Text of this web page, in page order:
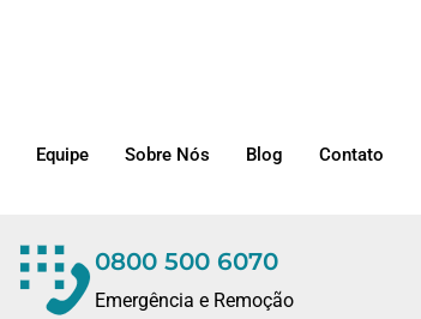
Equipe Sobre Nós Blog Contato
0800 500 6070
Emergência e Remoção